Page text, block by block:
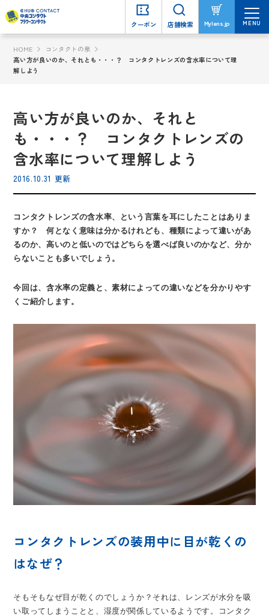
クーポン 店舗検索 Mylens.jp MENU
HOME
コンタクトの泉
高い方が良いのか、それとも・・・？ コンタクトレンズの含水率について理
解しよう
高い方が良いのか、それと
も・・・？ コンタクトレンズの
含水率について理解しよう
2016.10.31 更新
コンタクトレンズの含水率、という言葉を耳にしたことはありま
すか？ 何となく意味は分かるけれども、種類によって違いがあ
るのか、高いのと低いのではどちらを選べば良いのかなど、分か
らないことも多いでしょう。
今回は、含水率の定義と、素材によっての違いなどを分かりやす
くご紹介します。
コンタクトレンズの装用中に目が乾くの
はなぜ？
そもそもなぜ目が乾くのでしょうか？それは、レンズが水分を吸
い取ってしまうことと、湿度が関係しているようです。コンタク
クーポン 店舗検索 Mylens.jp MENU